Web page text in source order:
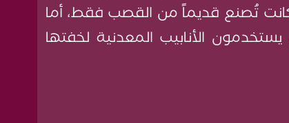
تُصنع قديماً من القصب فقط، أما
الأنابيب المعدنية لخفتها